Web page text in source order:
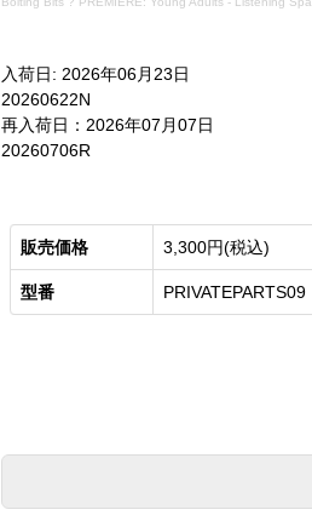
入荷日: 2026年06月23日
20260622N
再入荷日：2026年07月07日
20260706R
販売価格 3,300円(税込)
型番 PRIVATEPARTS09